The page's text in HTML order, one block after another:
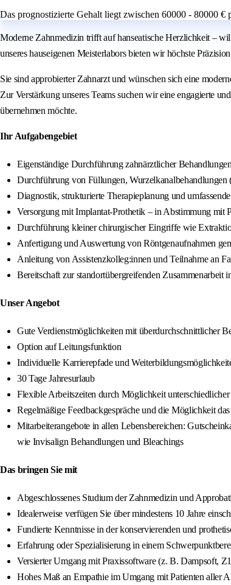
Das prognostizierte Gehalt liegt zwischen 60000 - 80000 €
Moderne Zahnmedizin trifft auf hanseatische Herzlichkeit –
unseres hauseigenen Meisterlabors bieten wir höchste
Sie sind approbierter Zahnarzt und wünschen sich eine
Zur Verstärkung unseres Teams suchen wir eine engagierte
übernehmen möchte.
Ihr Aufgabengebiet
Eigenständige Durchführung zahnärztlicher
Durchführung von Füllungen,
Diagnostik, strukturierte Therapieplanung und
Versorgung mit Implantat-Prothetik – in Abstimmung mit
Durchführung kleiner chirurgischer Eingriffe wie
Anfertigung und Auswertung von Röntgenaufnahmen
Anleitung von Assistenzkolleg:innen und Teilnahme an
Bereitschaft zur standortübergreifenden Zusammenarbeit
Unser Angebot
Gute Verdienstmöglichkeiten mit überdurchschnittlicher
Option auf Leitungsfunktion
Individuelle Karrierepfade und
30 Tage Jahresurlaub
Flexible Arbeitszeiten durch Möglichkeit
Regelmäßige Feedbackgespräche und die Möglichkeit
Mitarbeiterangebote in allen Lebensbereichen:
wie Invisalign Behandlungen und Bleachings
Das bringen Sie mit
Abgeschlossenes Studium der Zahnmedizin und
Idealerweise verfügen Sie über mindestens 10 Jahre
Fundierte Kenntnisse in der konservierenden und
Erfahrung oder Spezialisierung in einem
Versierter Umgang mit Praxissoftware (z. B. Dampsoft,
Hohes Maß an Empathie im Umgang mit Patienten aller